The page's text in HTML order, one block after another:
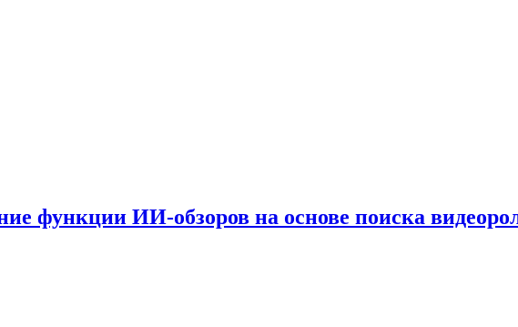
функции ИИ-обзоров на основе поиска